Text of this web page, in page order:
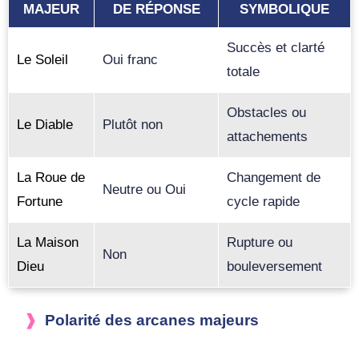
MAJEUR
DE RÉPONSE
SYMBOLIQUE
Le Soleil Oui franc
Succès et clarté
totale
Le Diable Plutôt non
Obstacles ou
attachements
La Roue de
Fortune
Neutre ou Oui
Changement de
cycle rapide
La Maison
Dieu
Non
Rupture ou
bouleversement
Polarité des arcanes majeurs